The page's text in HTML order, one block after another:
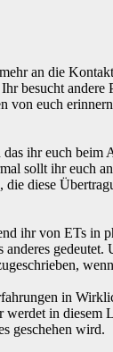
an die
besucht andere
euch
ihr euch
sollt ihr euch
diese
ihr von ETs
in
in
geschehen wird.